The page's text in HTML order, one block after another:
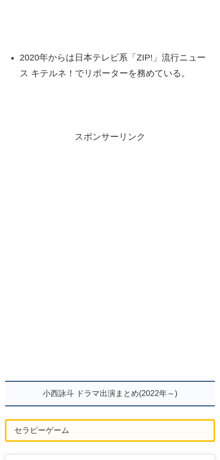
2020年からは日本テレビ系「ZIP!」流行ニュー
ス キテルネ！でリポーターを務めている。
スポンサーリンク
小西詠斗 ドラマ出演まとめ(2022年～)
セラピーゲーム